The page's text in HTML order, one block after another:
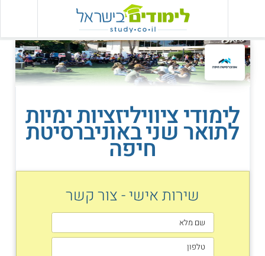
לימודי ציוויליזציות ימיות
לתואר שני באוניברסיטת
חיפה
שירות אישי - צור קשר